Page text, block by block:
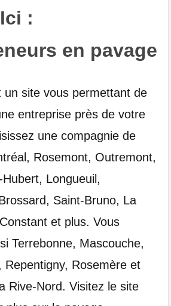
:
en pavage
un site vous permettant de
entreprise près de votre
une compagnie de
Rosemont, Outremont,
Longueuil,
Saint-Bruno, La
et plus. Vous
Terrebonne, Mascouche,
Repentigny, Rosemère et
Rive-Nord. Visitez le site